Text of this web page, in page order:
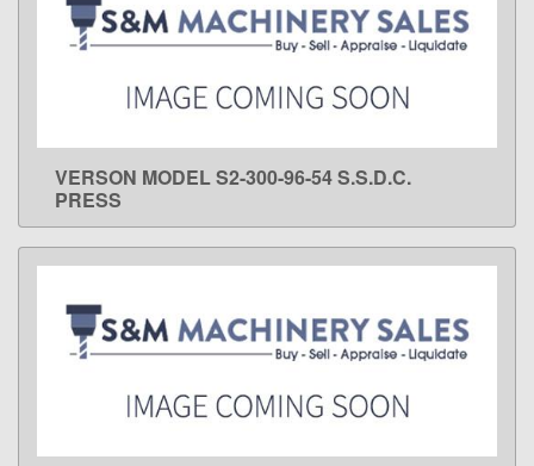
LEARN MORE
VERSON MODEL S2-300-96-54 S.S.D.C.
PRESS